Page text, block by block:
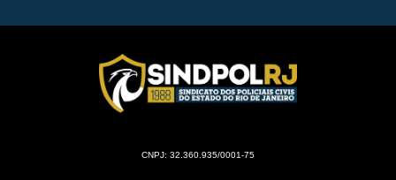
CNPJ: 32.360.935/0001-75